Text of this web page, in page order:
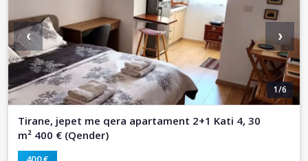
1/6
‹ ›
Tirane, jepet me qera apartament 2+1 Kati 4, 30
m² 400 € (Qender)